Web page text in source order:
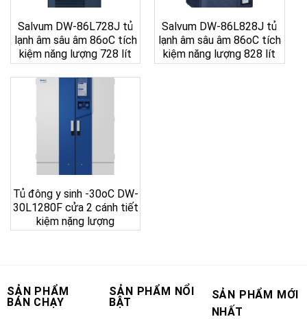
Salvum DW-86L728J tủ
lạnh âm sâu âm 86oC tích
kiệm năng lượng 728 lít
Salvum DW-86L828J tủ
lạnh âm sâu âm 86oC tích
kiệm năng lượng 828 lít
Tủ đông y sinh -30oC DW-
30L1280F cửa 2 cánh tiết
kiệm nặng lượng
SẢN PHẨM
BÁN CHẠY
SẢN PHẨM NỔI
BẬT
SẢN PHẨM MỚI
NHẤT